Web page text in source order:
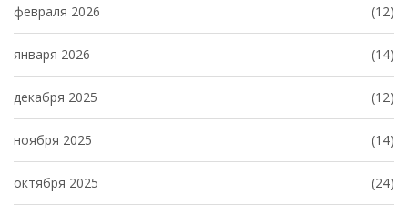
февраля 2026 (12)
января 2026 (14)
декабря 2025 (12)
ноября 2025 (14)
октября 2025 (24)